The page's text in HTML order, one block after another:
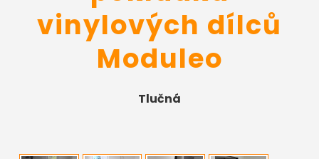
vinylových dílců
Moduleo
Tlučná